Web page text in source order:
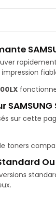
sur cette
toners